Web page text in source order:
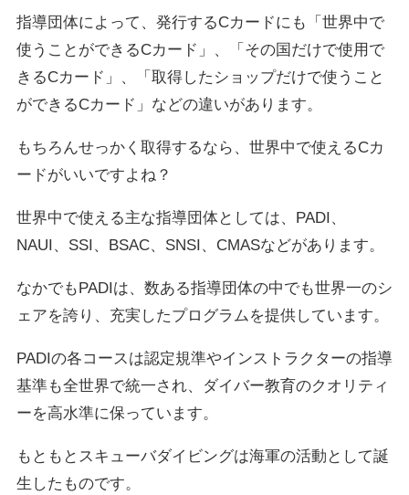
指導団体によって、発行するCカードにも「世界中で
使うことができるCカード」、「その国だけで使用で
きるCカード」、「取得したショップだけで使うこと
ができるCカード」などの違いがあります。
もちろんせっかく取得するなら、世界中で使えるCカ
ードがいいですよね？
世界中で使える主な指導団体としては、PADI、
NAUI、SSI、BSAC、SNSI、CMASなどがあります。
なかでもPADIは、数ある指導団体の中でも世界一のシ
ェアを誇り、充実したプログラムを提供しています。
PADIの各コースは認定規準やインストラクターの指導
基準も全世界で統一され、ダイバー教育のクオリティ
ーを高水準に保っています。
もともとスキューバダイビングは海軍の活動として誕
生したものです。